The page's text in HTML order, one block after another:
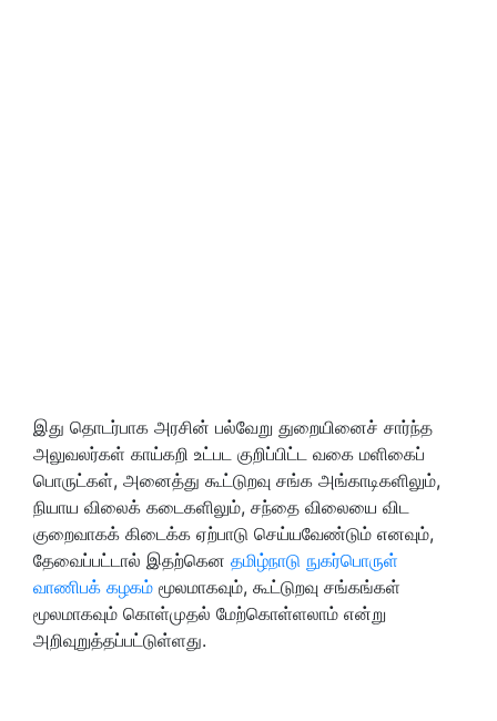
இது தொடர்பாக அரசின் பல்வேறு துறையினைச் சார்ந்த
அலுவலர்கள் காய்கறி உட்பட குறிப்பிட்ட வகை மளிகைப்
பொருட்கள், அனைத்து கூட்டுறவு சங்க அங்காடிகளிலும்,
நியாய விலைக் கடைகளிலும், சந்தை விலையை விட
குறைவாகக் கிடைக்க ஏற்பாடு செய்யவேண்டும் எனவும்,
தேவைப்பட்டால் இதற்கென தமிழ்நாடு நுகர்பொருள்
வாணிபக் கழகம் மூலமாகவும், கூட்டுறவு சங்கங்கள்
மூலமாகவும் கொள்முதல் மேற்கொள்ளலாம் என்று
அறிவுறுத்தப்பட்டுள்ளது.